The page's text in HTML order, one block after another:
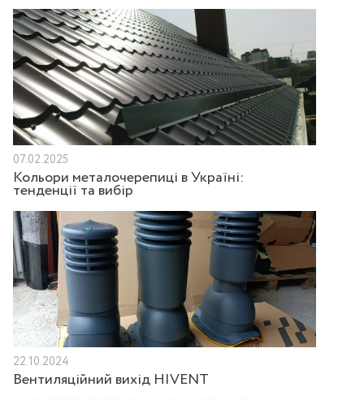
07.02.2025
Кольори металочерепиці в Україні:
тенденції та вибір
22.10.2024
Вентиляційний вихід HIVENT